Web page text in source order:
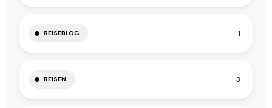
REISEBLOG 1
REISEN 3